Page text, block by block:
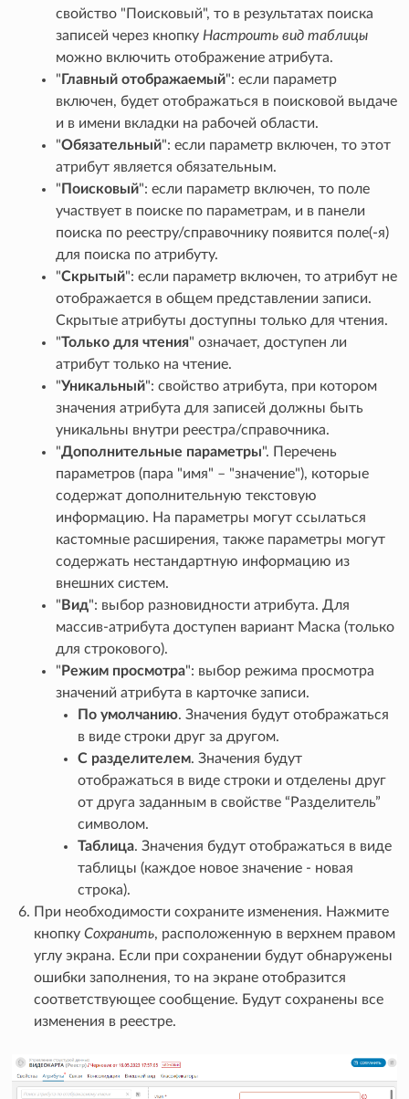
свойство "Поисковый", то в результатах поиска
записей через кнопку Настроить вид таблицы
можно включить отображение атрибута.
" Главный отображаемый": если параметр
включен, будет отображаться в поисковой выдаче
и в имени вкладки на рабочей области.
"Обязательный": если параметр включен, то этот
атрибут является обязательным.
" Поисковый": если параметр включен, то поле
участвует в поиске по параметрам, и в панели
поиска по реестру/справочнику появится поле(-я)
для поиска по атрибуту.
"Скрытый": если параметр включен, то атрибут не
отображается в общем представлении записи.
Скрытые атрибуты доступны только для чтения.
"Только для чтения" означает, доступен ли
атрибут только на чтение.
"Уникальный": свойство атрибута, при котором
значения атрибута для записей должны быть
уникальны внутри реестра/справочника.
"Дополнительные параметры". Перечень
параметров (пара "имя" – "значение"), которые
содержат дополнительную текстовую
информацию. На параметры могут ссылаться
кастомные расширения, также параметры могут
содержать нестандартную информацию из
внешних систем.
" Вид": выбор разновидности атрибута. Для
массив-атрибута доступен вариант Маска (только
для строкового).
" Режим просмотра": выбор режима просмотра
значений атрибута в карточке записи.
По умолчанию. Значения будут отображаться
в виде строки друг за другом.
С разделителем. Значения будут
отображаться в виде строки и отделены друг
от друга заданным в свойстве “Разделитель”
символом.
Таблица. Значения будут отображаться в виде
таблицы (каждое новое значение - новая
строка).
При необходимости сохраните изменения. Нажмите
кнопку Сохранить, расположенную в верхнем правом
углу экрана. Если при сохранении будут обнаружены
ошибки заполнения, то на экране отобразится
соответствующее сообщение. Будут сохранены все
изменения в реестре.